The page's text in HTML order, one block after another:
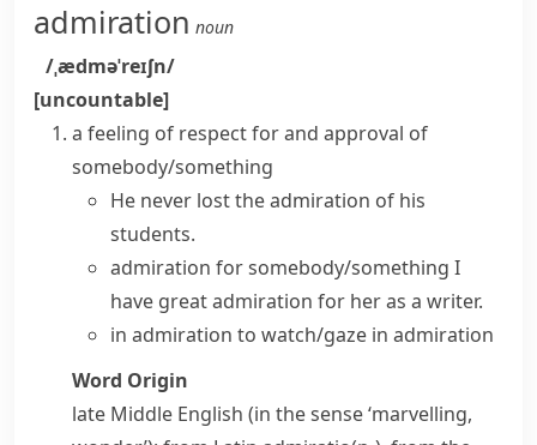
admiration noun
/ˌædməˈreɪʃn/
[uncountable]
a feeling of respect for and approval of
somebody/something
He never lost the admiration of his
students.
admiration for somebody/something I
have great admiration for her as a writer.
in admiration to watch/gaze in admiration
Word Origin
late Middle English (in the sense ‘marvelling,